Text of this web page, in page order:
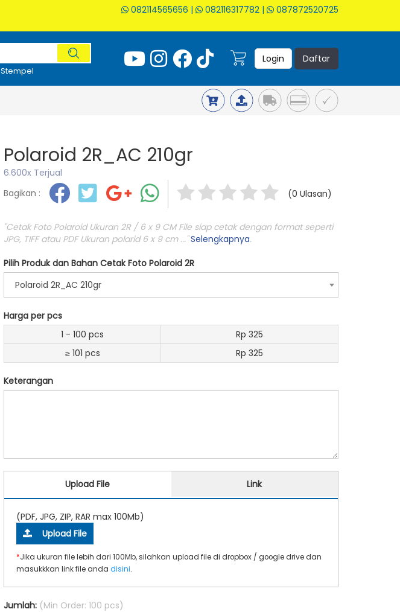
082114565656 | 082116317782 | 087872520725
Stempel
Login Daftar
Polaroid 2R_AC 210gr
6.600x Terjual
Bagikan :
(0 Ulasan)
"Cetak Foto Polaroid Ukuran 2R / 6 x 9 CM File siap cetak dengan format seperti
JPG, TIFF atau PDF Ukuran polarid 6 x 9 cm ..."Selengkapnya.
Pilih Produk dan Bahan Cetak Foto Polaroid 2R
Polaroid 2R_AC 210gr
Harga per pcs
1 - 100 pcs
Rp 325
≥ 101 pcs
Rp 325
Keterangan
Upload File Link
(PDF, JPG, ZIP, RAR max 100Mb)
Upload File
*Jika ukuran file lebih dari 100Mb, silahkan upload file di dropbox / google drive dan
masukkkan link file anda disini.
Jumlah: (Min Order: 100 pcs)